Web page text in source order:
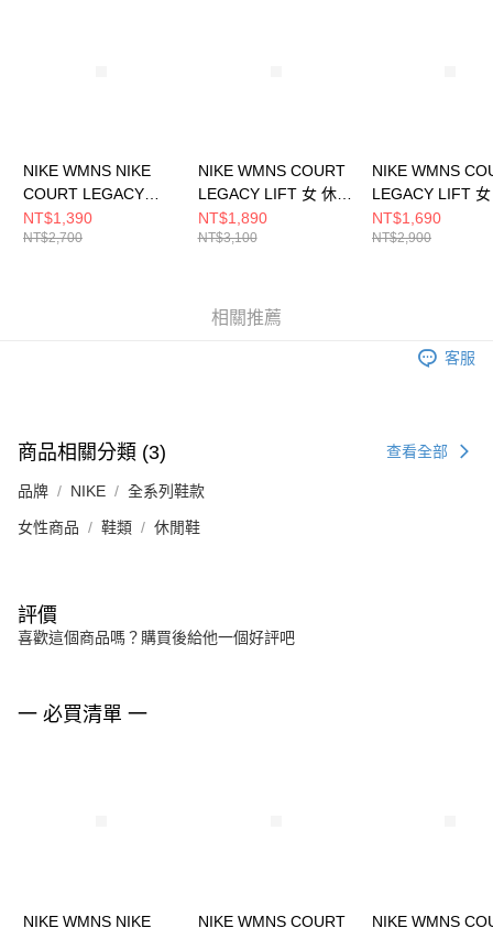
NIKE WMNS NIKE
COURT LEGACY
LIFT 女 休閒鞋
DM7590100
NT$1,390
NT$2,700
NIKE WMNS COURT
LEGACY LIFT 女 休閒
鞋 FZ2606101
NT$1,890
NT$3,100
NIKE WMNS
LEGACY LIFT
鞋 HQ2307100
NT$1,690
NT$2,900
相關推薦
客服
商品相關分類 (3) 查看全部
品牌 NIKE 全系列鞋款
女性商品 鞋類 休閒鞋
評價
喜歡這個商品嗎？購買後給他一個好評吧
一 必買清單 一
NIKE WMNS NIKE NIKE WMNS COURT NIKE WMNS